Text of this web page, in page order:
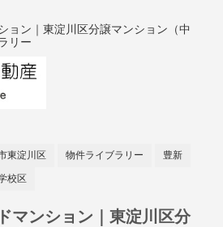
ョン｜東淀川区分譲マンション（中
リー
東淀川区 物件ライブラリー 豊新
校区
マンション｜東淀川区分